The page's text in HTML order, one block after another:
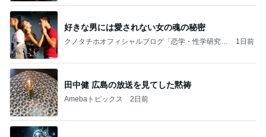
好きな男には愛されない女の魂の秘密
クノタチホオフィシャルブログ「恋学・性学研究
1日前
田中健 広島の放送を見てした黙祷
Amebaトピックス 2日前